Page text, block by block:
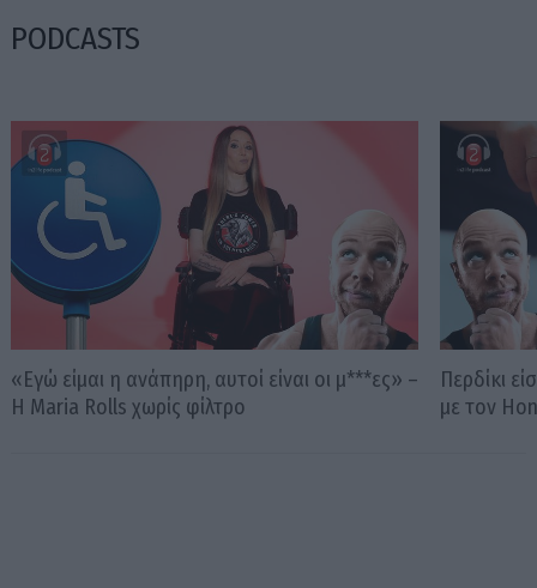
PODCASTS
«Εγώ είμαι η ανάπηρη, αυτοί είναι οι μ***ες» –
Η Maria Rolls χωρίς φίλτρο
Περδίκι
με τον